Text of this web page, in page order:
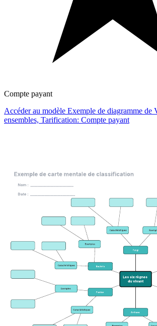
Compte payant
Accéder au modèle Exemple de diagramme de
ensembles, Tarification: Compte payant